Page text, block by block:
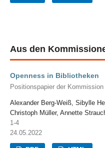
Aus den
Openness in Bibliotheken
Positionspapier der
Alexander Berg-Weiß, Sibylle
Christoph Müller, Annette
1-4
24.05.2022